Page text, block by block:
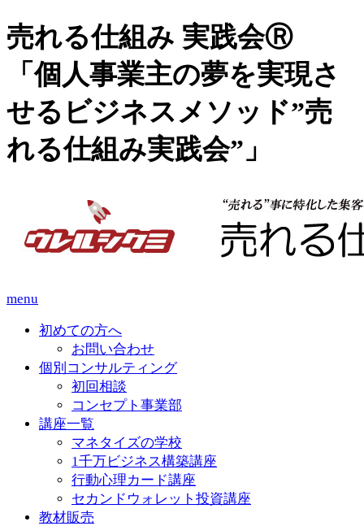
売れる仕組み 実践会Ⓡ
「個人事業主の夢を実現さ
せるビジネスメソッド”売
れる仕組み実践会”」
menu
初めての方へ
お問い合わせ
個別コンサルティング
初回相談
コンセプト事業部
講座一覧
マネタイズの学校
1千万ビジネス構築講座
行動心理カード講座
セカンドウォレット投資講座
教材販売